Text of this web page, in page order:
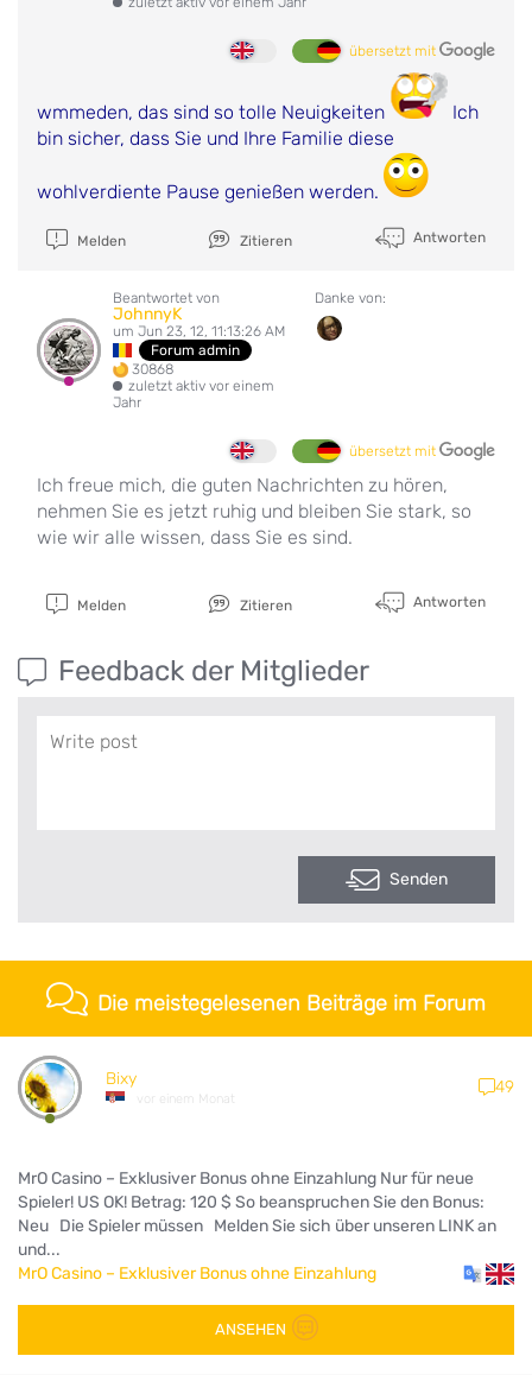
übersetzt mit
wmmeden, das sind so tolle Neuigkeiten
Ich
bin sicher, dass Sie und Ihre Familie diese
wohlverdiente Pause genießen werden.
Melden Zitieren Antworten
Beantwortet von
JohnnyK
um Jun 23, 12, 11:13:26 AM
Forum admin
30868
zuletzt aktiv vor einem
Jahr
Danke von:
übersetzt mit
Ich freue mich, die guten Nachrichten zu hören,
nehmen Sie es jetzt ruhig und bleiben Sie stark, so
wie wir alle wissen, dass Sie es sind.
Melden Zitieren Antworten
Feedback der Mitglieder
Senden
Die meistegelesenen Beiträge im Forum
Bixy
vor einem Monat
49
MrO Casino – Exklusiver Bonus ohne Einzahlung Nur für neue
Spieler! US OK! Betrag: 120 $ So beanspruchen Sie den Bonus:
Neu Die Spieler müssen Melden Sie sich über unseren LINK an
und...
MrO Casino – Exklusiver Bonus ohne Einzahlung
ANSEHEN